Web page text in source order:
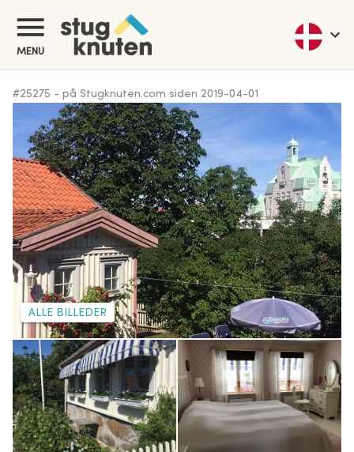
MENU
#25275 - på Stugknuten.com siden 2019-04-01
ALLE BILLEDER